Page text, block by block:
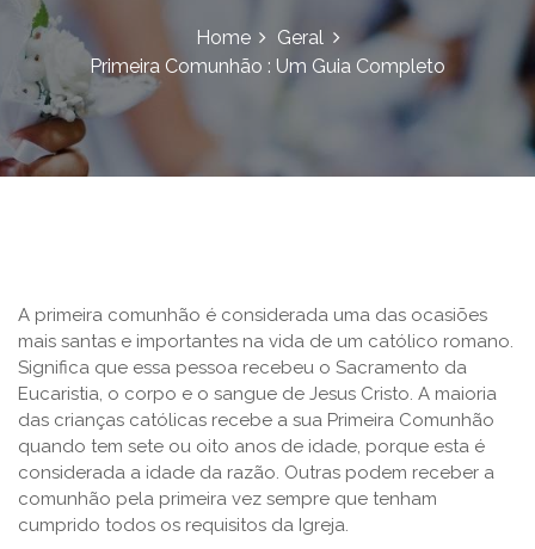
Home
Geral
Primeira Comunhão : Um Guia Completo
A primeira comunhão é considerada uma das ocasiões
mais santas e importantes na vida de um católico romano.
Significa que essa pessoa recebeu o Sacramento da
Eucaristia, o corpo e o sangue de Jesus Cristo. A maioria
das crianças católicas recebe a sua Primeira Comunhão
quando tem sete ou oito anos de idade, porque esta é
considerada a idade da razão. Outras podem receber a
comunhão pela primeira vez sempre que tenham
cumprido todos os requisitos da Igreja.